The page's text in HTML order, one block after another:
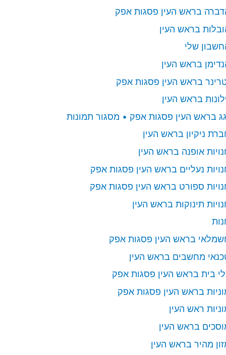
בראש העין פסגות אפק
בראש העין
שלי
בראש העין
בראש העין פסגות אפק
בראש העין
בראש העין פסגות אפק • מסגור תמונות
ניקיון בראש העין
אופנה בראש העין
נעליים בראש העין פסגות אפק
ספורט בראש העין פסגות אפק
תינוקות בראש העין
בראש העין פסגות אפק
מחשבים בראש העין
בית בראש העין פסגות אפק
בראש העין פסגות אפק
ראש העין
בראש העין
מהיר בראש העין